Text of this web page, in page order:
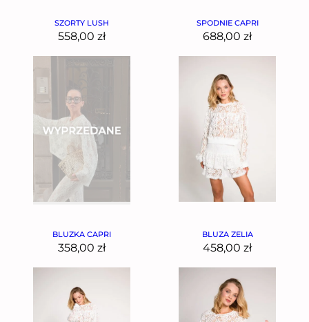
SZORTY LUSH
558,00 zł
SPODNIE CAPRI
688,00 zł
BLUZKA CAPRI
358,00 zł
BLUZA ZELIA
458,00 zł